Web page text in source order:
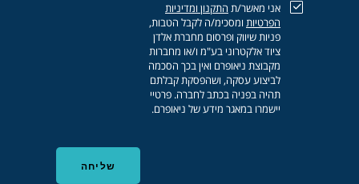
אני מאשר/ת התקנון ומדיניות
הפרטיות ומסכימ/ה לקבל הטבות,
פניות שיווק ופרסום מחברת אלדן
ציוד אלקטרוני בע"מ ו/או מחברות
מקבוצת ניאופרם ואין בכך הסכמה
לביצוע עסקה, ושהפסקת קבלתם
תהיה בפניה בכתב לחברה. פרטיי
יישמרו במאגר מידע של ניאופרם.